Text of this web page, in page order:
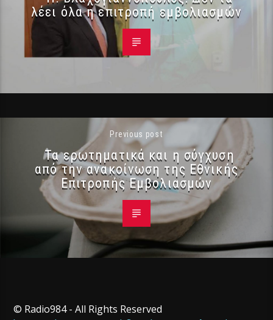
λέει όλα η επιτροπή εμβολιασμών
Previous post
Τα ερωτηματικά και η σύγχυση
από την ανακοίνωση της Εθνικής
Επιτροπής Εμβολιασμών
© Radio984 - All Rights Reserved